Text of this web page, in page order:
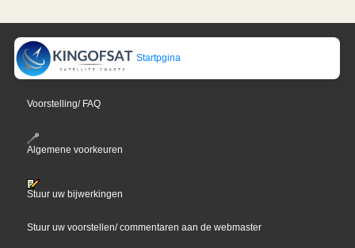
Startpgina
Voorstelling/ FAQ
Algemene voorkeuren
Stuur uw bijwerkingen
Stuur uw voorstellen/ commentaren aan de webmaster